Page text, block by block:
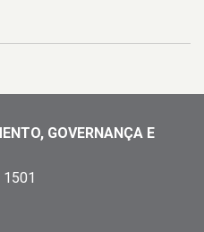
GOVERNANÇA E